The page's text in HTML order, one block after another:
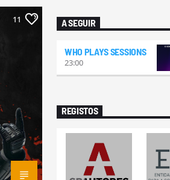
11 A SEGUIR
WHO PLAYS SESSIONS
23:00
REGISTOS